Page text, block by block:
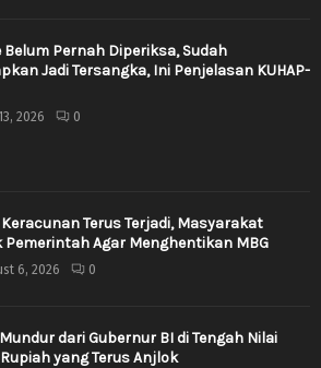
Belum Pernah Diperiksa, Sudah
Jadi Tersangka, Ini Penjelasan KUHAP-
2026 0
Keracunan Terus Terjadi, Masyarakat
Pemerintah Agar Menghentikan MBG
6, 2026 0
dari Gubernur BI di Tengah Nilai
yang Terus Anjlok